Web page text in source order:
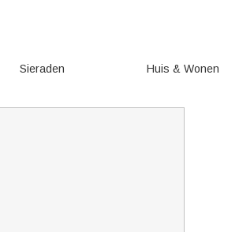
Sieraden Huis & Wonen